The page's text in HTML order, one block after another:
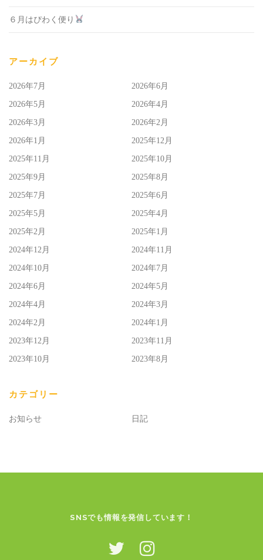
６月はぴわく便り
アーカイブ
2026年7月 2026年6月
2026年5月 2026年4月
2026年3月 2026年2月
2026年1月 2025年12月
2025年11月 2025年10月
2025年9月 2025年8月
2025年7月 2025年6月
2025年5月 2025年4月
2025年2月 2025年1月
2024年12月 2024年11月
2024年10月 2024年7月
2024年6月 2024年5月
2024年4月 2024年3月
2024年2月 2024年1月
2023年12月 2023年11月
2023年10月 2023年8月
カテゴリー
お知らせ 日記
SNSでも情報を発信しています！